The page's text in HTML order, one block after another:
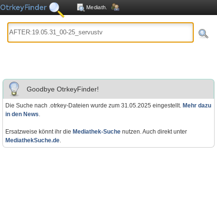
Mediath.
Goodbye OtrkeyFinder!
Die Suche nach .otrkey-Dateien wurde zum 31.05.2025 eingestellt. Mehr dazu
in den News.
Ersatzweise könnt ihr die Mediathek-Suche nutzen. Auch direkt unter
MediathekSuche.de.